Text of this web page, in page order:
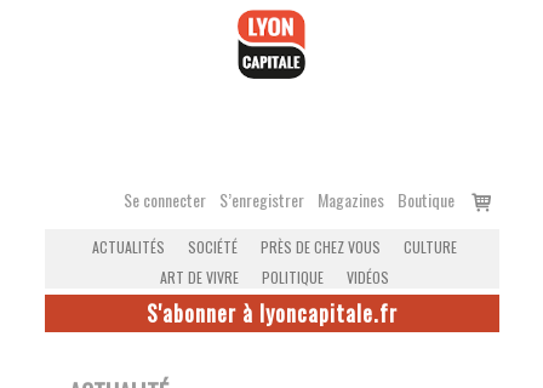
Se connecter S’enregistrer Magazines Boutique
Voir
ACTUALITÉS SOCIÉTÉ PRÈS DE CHEZ VOUS
CULTURE
ART DE VIVRE
POLITIQUE VIDÉOS
S'abonner à lyoncapitale.fr